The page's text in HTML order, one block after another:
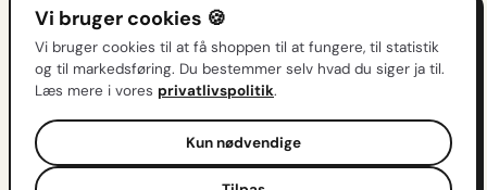
Cookieindstillinger
Kontakt os
Få drops før alle andre
Nye sæt, restocks & tilbud direkte i indbakken.
Vi bruger cookies 🍪
Vi bruger cookies til at få shoppen til at fungere, til statistik
og til markedsføring. Du bestemmer selv hvad du siger ja til.
Læs mere i vores privatlivspolitik.
Kun nødvendige